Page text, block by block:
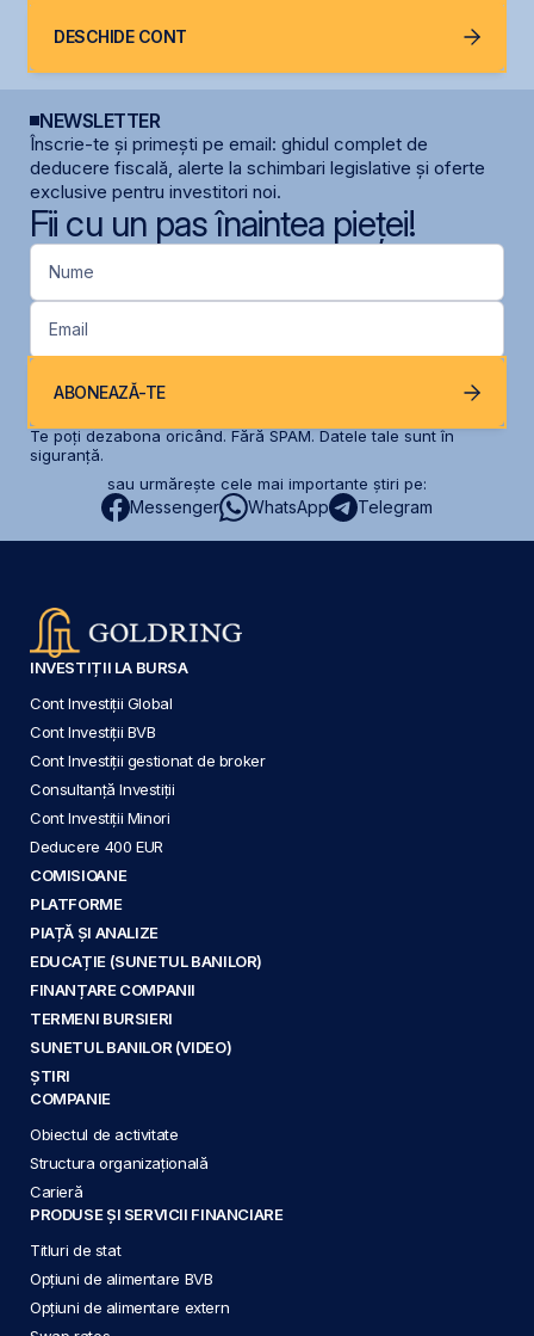
DESCHIDE CONT
NEWSLETTER
Înscrie-te și primești pe email: ghidul complet de
deducere fiscală, alerte la schimbari legislative și oferte
exclusive pentru investitori noi.
Fii cu un pas înaintea pieței!
Nume
Email
ABONEAZĂ-TE
Te poți dezabona oricând. Fără SPAM. Datele tale sunt în
siguranță.
sau urmărește cele mai importante știri pe:
Messenger WhatsApp Telegram
INVESTIȚII LA BURSA
Cont Investiții Global
Cont Investiții BVB
Cont Investiții gestionat de broker
Consultanță Investiții
Cont Investiții Minori
Deducere 400 EUR
COMISIOANE
PLATFORME
PIAȚĂ ȘI ANALIZE
EDUCAȚIE (SUNETUL BANILOR)
FINANȚARE COMPANII
TERMENI BURSIERI
SUNETUL BANILOR (VIDEO)
ȘTIRI
COMPANIE
Obiectul de activitate
Structura organizațională
Carieră
PRODUSE ȘI SERVICII FINANCIARE
Titluri de stat
Opțiuni de alimentare BVB
Opțiuni de alimentare extern